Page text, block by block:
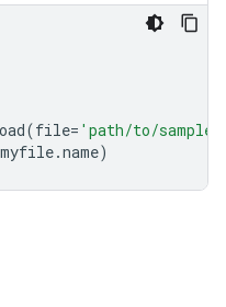
(file= 'path/to/
myfile.name)